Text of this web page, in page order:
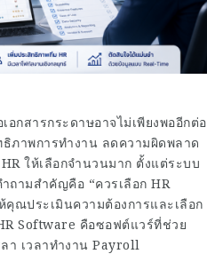
กสารกระดาษอาจไม่เพียงพออีกต่อ
ธิภาพการทำงาน ลดความผิดพลาด
ให้เลือกจำนวนมาก ตั้งแต่ระบบ
ามสำคัญคือ “ควรเลือก HR
ณประเมินความต้องการและเลือก
Software คือซอฟต์แวร์ที่ช่วย
า เวลาทำงาน Payroll